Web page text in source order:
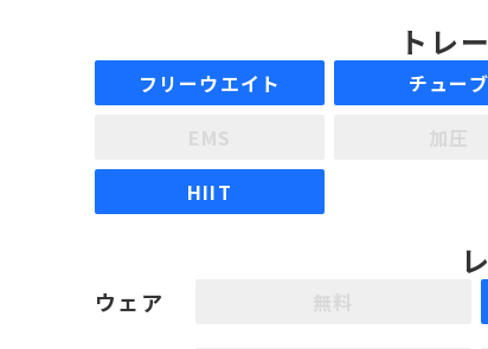
トレ
フリーウエイト チューブ
HIIT
ウェア